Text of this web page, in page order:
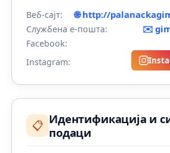
Веб-сајт: 🌐 http://
Службена е-пошта: ✉️
Facebook:
Instagram:
📋 Идентификација и
подаци